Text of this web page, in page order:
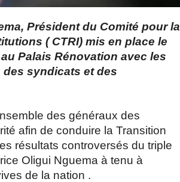
Président du Comité pour la
( CTRI) mis en place le
Palais Rénovation avec les
syndicats et des
des généraux des
afin de conduire la Transition
résultats controversés du triple
Oligui Nguema à tenu à
de la nation .